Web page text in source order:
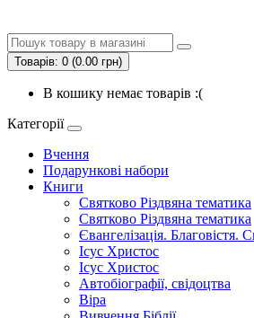
Товарів: 0 (0.00 грн)
В кошику немає товарів :(
Категорії
Вчення
Подарункові набори
Книги
Святково Різдвяна тематика
Святково Різдвяна тематика
Євангелізація. Благовістя.
Ісус Христос
Ісус Христос
Автобіографії, свідоцтва
Віра